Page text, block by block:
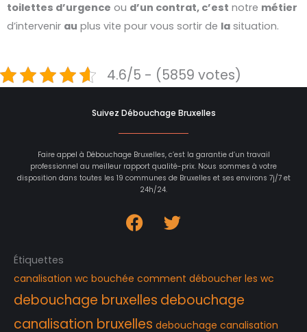
toilettes d’urgence ou d’un contrat, c’est notre métier
d’intervenir au plus vite pour vous sortir de la situation.
4.6/5 - (5859 votes)
Suivez Débouchage Bruxelles
Faire appel à Débouchage Bruxelles, c’est la garantie d’un travail
professionnel au meilleur rapport qualité-prix. Nous sommes à votre
disposition dans toutes les 19 communes de Bruxelles et ses environs 7j/7 et
24h/24.
Étiquettes
canalisation wc bouchée comment déboucher les wc
debouchage bruxelles debouchage
canalisation bruxelles debouchage canalisation